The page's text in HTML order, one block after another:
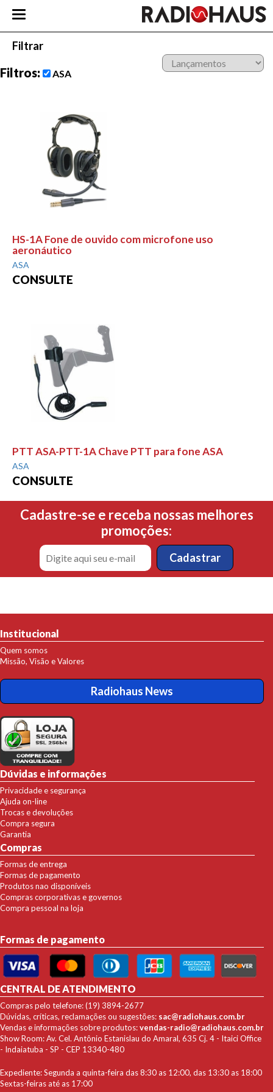
Filtrar
Filtros: ASA
HS-1A Fone de ouvido com microfone uso
aeronáutico
ASA
CONSULTE
PTT ASA-PTT-1A Chave PTT para fone ASA
ASA
CONSULTE
Cadastre-se e receba nossas melhores
promoções:
Institucional
Quem somos
Missão, Visão e Valores
Radiohaus News
Dúvidas e informações
Privacidade e segurança
Ajuda on-line
Trocas e devoluções
Compra segura
Garantia
Compras
Formas de entrega
Formas de pagamento
Produtos nao disponíveis
Compras corporativas e governos
Compra pessoal na loja
Formas de pagamento
CENTRAL DE ATENDIMENTO
Compras pelo telefone: (19) 3894-2677
Dúvidas, críticas, reclamações ou sugestões: sac@radiohaus.com.br
Vendas e informações sobre produtos:vendas-radio@radiohaus.com.br
Show Room: Av. Cel. Antônio Estanislau do Amaral, 635 Cj. 4 - Itaici Office
- Indaiatuba - SP - CEP 13340-480
Expediente: Segunda a quinta-feira das 8:30 as 12:00, das 13:30 as 18:00
Sextas-feiras até as 17:00